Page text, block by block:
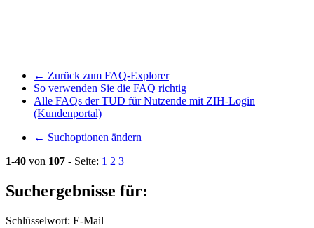
← Zurück zum FAQ-Explorer
So verwenden Sie die FAQ richtig
Alle FAQs der TUD für Nutzende mit ZIH-Login
(Kundenportal)
← Suchoptionen ändern
1-40 von 107 - Seite: 1 2 3
Suchergebnisse für:
Schlüsselwort: E-Mail